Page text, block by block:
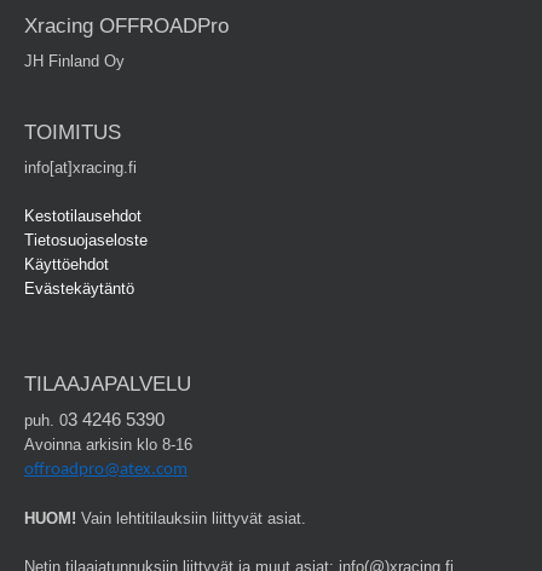
Xracing OFFROADPro
JH Finland Oy
TOIMITUS
info[at]xracing.fi
Kestotilausehdot
Tietosuojaseloste
Käyttöehdot
Evästekäytäntö
TILAAJAPALVELU
puh. 03 4246 5390
Avoinna arkisin klo 8-16
offroadpro@atex.com
HUOM! Vain lehtitilauksiin liittyvät asiat.
Netin tilaajatunnuksiin liittyvät ja muut asiat: info(@)xracing.fi